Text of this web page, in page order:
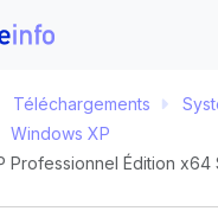
Téléchargements
Windows XP
Professionnel Édition x64